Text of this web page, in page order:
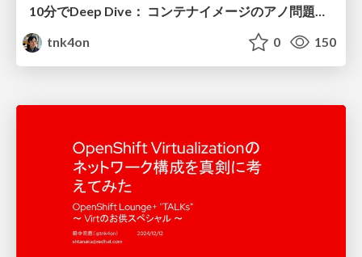
10分でDeep Dive： コンテナイメージのアノ問題を理解する/Understanding-the-Well-Known-Container-Image-Issue
tnk4on
0 150